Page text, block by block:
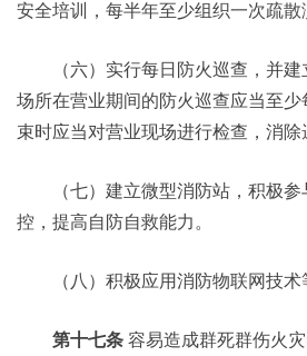
安全培训，每半年至少组织一次疏散
（六）实行每日防火巡查，并建
场所在营业期间的防火巡查应当至
束时应当对营业现场进行检查，消除
（七）建立微型消防站，积极参
控，提高自防自救能力。
（八）积极应用消防物联网技术
第十七条 容易造成群死群伤火